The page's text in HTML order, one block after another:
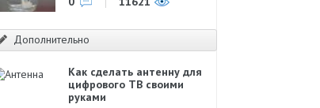
Дополнительно
Как сделать антенну для
цифрового ТВ своими
руками